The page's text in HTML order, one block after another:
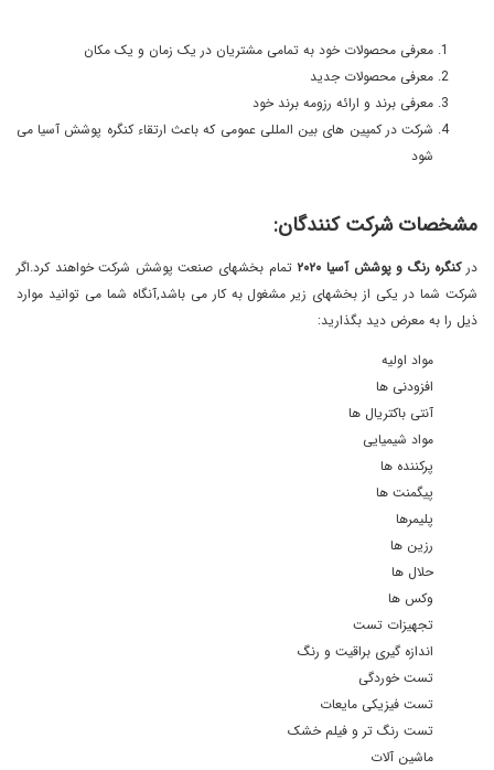
معرفی محصولات خود به تمامی مشتریان در یک زمان و یک مکان
معرفی محصولات جدید
معرفی برند و ارائه رزومه برند خود
شرکت در کمپین های بین المللی عمومی که باعث ارتقاء کنگره پوشش آسیا می
شود
مشخصات شرکت کنندگان:
درکنگره رنگ و پوشش آسیا ٢٠٢٠
تمام بخشهای صنعت پوشش شرکت خواهند کرد.اگر
شرکت شما در یکی از بخشهای زیر مشغول به کار می باشد,آنگاه شما می توانید موارد
ذیل را به معرض دید بگذارید:
مواد اولیه
افزودنی ها
آنتی باکتریال ها
مواد شیمیایی
پرکننده ها
پیگمنت ها
پلیمرها
رزین ها
حلال ها
وکس ها
تجهیزات تست
اندازه گیری براقیت و رنگ
تست خوردگی
تست فیزیکی مایعات
تست رنگ تر و فیلم خشک
ماشین آلات